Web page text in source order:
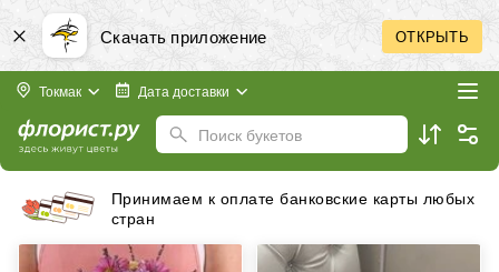
Скачать приложение ОТКРЫТЬ
Токмак Дата доставки
Поиск букетов
Принимаем к оплате банковские карты любых
стран